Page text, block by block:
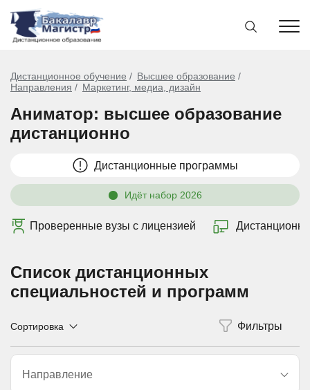
Дистанционное обучение
Высшее образование
Направления
Маркетинг, медиа, дизайн
Аниматор: высшее образование
дистанционно
Дистанционные программы
Идёт набор 2026
Проверенные вузы с лицензией Дистанционно
Список дистанционных
специальностей и программ
Направление
Сортировка